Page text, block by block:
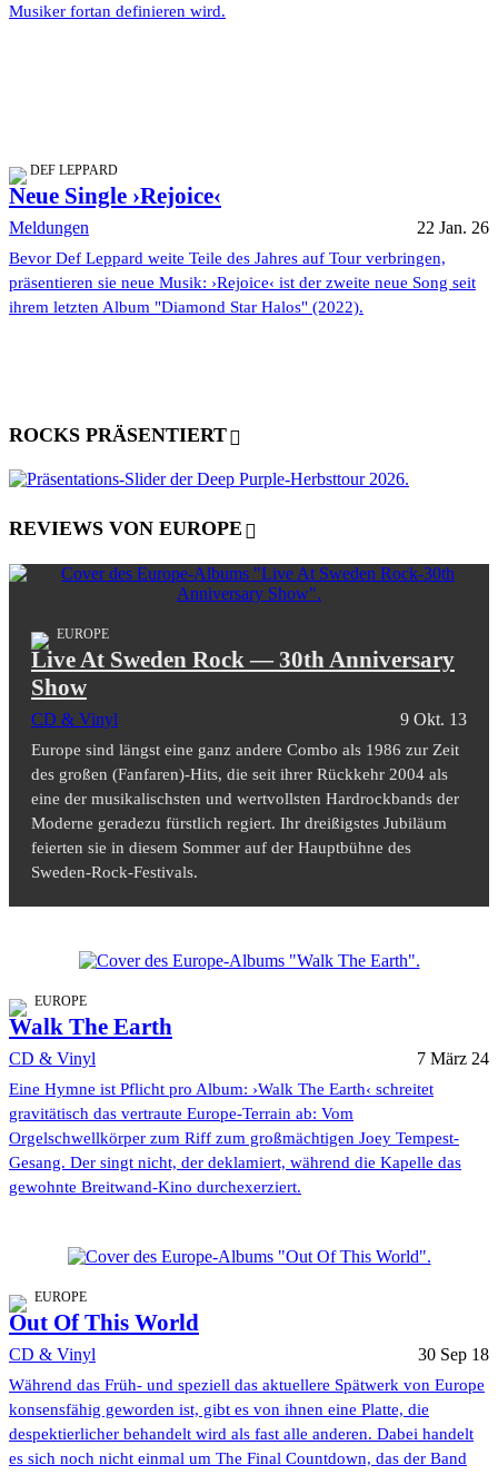
Musiker fortan definieren wird.
DEF LEPPARD
Neue Single ›Rejoice‹
Meldungen 22 Jan. 26
Bevor Def Leppard weite Teile des Jahres auf Tour verbringen,
präsentieren sie neue Musik: ›Rejoice‹ ist der zweite neue Song seit
ihrem letzten Album "Diamond Star Halos" (2022).
ROCKS PRÄSENTIERT
REVIEWS VON EUROPE
EUROPE
Live At Sweden Rock — 30th Anniversary
Show
CD & Vinyl 9 Okt. 13
Europe sind längst eine ganz andere Combo als 1986 zur Zeit
des großen (Fanfaren)-Hits, die seit ihrer Rückkehr 2004 als
eine der musikalischsten und wertvollsten Hardrockbands der
Moderne geradezu fürstlich regiert. Ihr dreißigstes Jubiläum
feierten sie in diesem Sommer auf der Hauptbühne des
Sweden-Rock-Festivals.
EUROPE
Walk The Earth
CD & Vinyl 7 März 24
Eine Hymne ist Pflicht pro Album: ›Walk The Earth‹ schreitet
gravitätisch das vertraute Europe-Terrain ab: Vom
Orgelschwellkörper zum Riff zum großmächtigen Joey Tempest-
Gesang. Der singt nicht, der deklamiert, während die Kapelle das
gewohnte Breitwand-Kino durchexerziert.
EUROPE
Out Of This World
CD & Vinyl 30 Sep 18
Während das Früh- und speziell das aktuellere Spätwerk von Europe
konsensfähig geworden ist, gibt es von ihnen eine Platte, die
despektierlicher behandelt wird als fast alle anderen. Dabei handelt
es sich noch nicht einmal um The Final Countdown, das der Band